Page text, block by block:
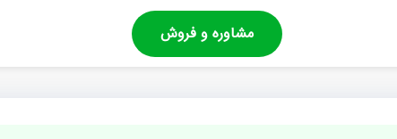
مشاوره و فروش